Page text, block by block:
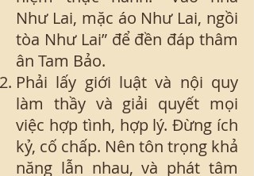
Như Lai, mặc áo Như Lai, ngồi
tòa Như Lai” để đền đáp thâm
ân Tam Bảo.
Phải lấy giới luật và nội quy
làm thầy và giải quyết mọi
việc hợp tình, hợp lý. Đừng ích
kỷ, cố chấp. Nên tôn trọng khả
năng lẫn nhau, và phát tâm